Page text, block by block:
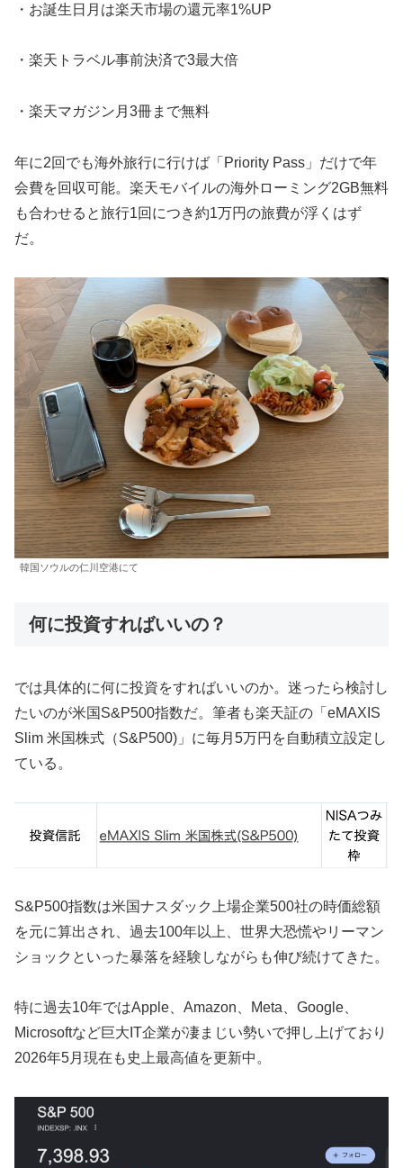
・お誕生日月は楽天市場の還元率1%UP
・楽天トラベル事前決済で3最大倍
・楽天マガジン月3冊まで無料
年に2回でも海外旅行に行けば「Priority Pass」だけで年
会費を回収可能。楽天モバイルの海外ローミング2GB無料
も合わせると旅行1回につき約1万円の旅費が浮くはず
だ。
韓国ソウルの仁川空港にて
何に投資すればいいの？
では具体的に何に投資をすればいいのか。迷ったら検討し
たいのが米国S&P500指数だ。筆者も楽天証の「eMAXIS
Slim 米国株式（S&P500)」に毎月5万円を自動積立設定し
ている。
S&P500指数は米国ナスダック上場企業500社の時価総額
を元に算出され、過去100年以上、世界大恐慌やリーマン
ショックといった暴落を経験しながらも伸び続けてきた。
特に過去10年ではApple、Amazon、Meta、Google、
Microsoftなど巨大IT企業が凄まじい勢いで押し上げており
2026年5月現在も史上最高値を更新中。